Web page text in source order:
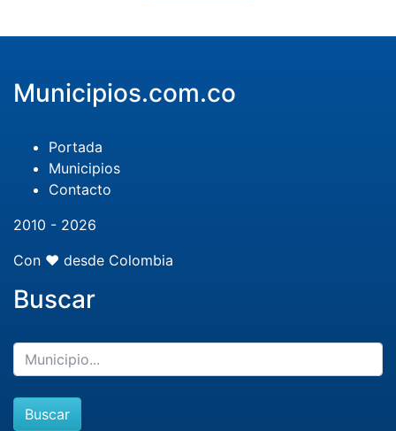
Municipios.com.co
Portada
Municipios
Contacto
2010 - 2026
Con ❤️ desde Colombia
Buscar
Buscar